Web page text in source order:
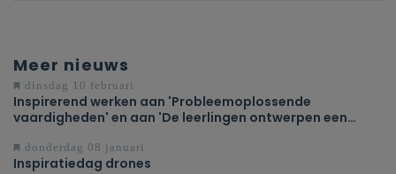
Meer nieuws
dinsdag 10 februari
Inspirerend werken aan 'Probleemoplossende
vaardigheden' en aan 'De leerlingen ontwerpen een
donderdag 08 januari
Inspiratiedag drones